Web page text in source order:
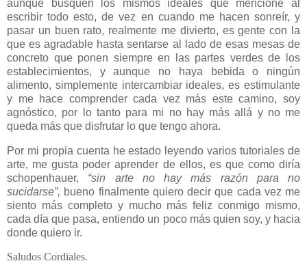
aunque busquen los mismos ideales que mencione al
escribir todo esto, de vez en cuando me hacen sonreír, y
pasar un buen rato, realmente me divierto, es gente con la
que es agradable hasta sentarse al lado de esas mesas de
concreto que ponen siempre en las partes verdes de los
establecimientos, y aunque no haya bebida o ningún
alimento, simplemente intercambiar ideales, es estimulante
y me hace comprender cada vez más este camino, soy
agnóstico, por lo tanto para mi no hay más allá y no me
queda más que disfrutar lo que tengo ahora.
Por mi propia cuenta he estado leyendo varios tutoriales de
arte, me gusta poder aprender de ellos, es que como diría
schopenhauer, “sin arte no hay más razón para no
sucidarse”, bueno finalmente quiero decir que cada vez me
siento más completo y mucho más feliz conmigo mismo,
cada día que pasa, entiendo un poco más quien soy, y hacia
donde quiero ir.
Saludos Cordiales.